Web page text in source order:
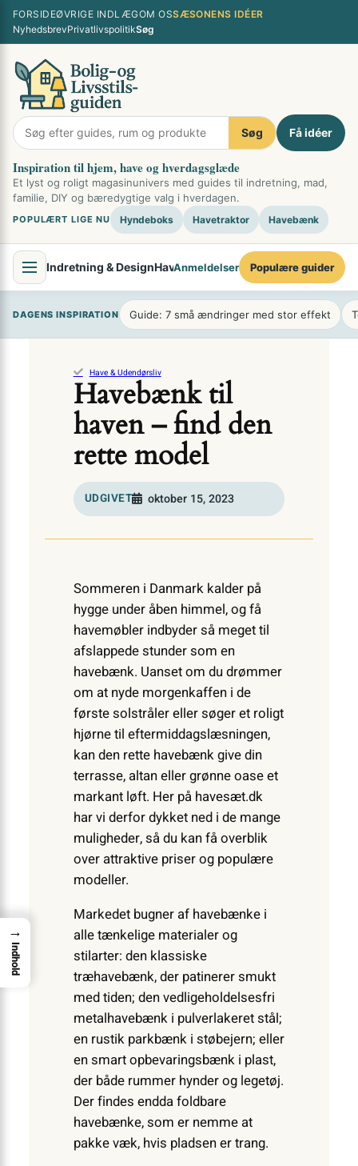
Spring
indhold
FORSIDEØVRIGE INDLÆGOM OSSÆSONENS IDÉER
NyhedsbrevPrivatlivspolitikSøg
Søg Få idéer
Inspiration til hjem, have og hverdagsglæde
Et lyst og roligt magasinunivers med guides til indretning, mad,
familie, DIY og bæredygtige valg i hverdagen.
POPULÆRT LIGE NU Hyndeboks Havetraktor Havebænk
Indretning & DesignHave & UdendørslivMad & Køkken
Anmeldelser Populære guider
DAGENS INSPIRATION Guide: 7 små ændringer med stor effekt
Have & Udendørsliv
Havebænk til
haven – find den
rette model
UDGIVET oktober 15, 2023
Sommeren i Danmark kalder på
hygge under åben himmel, og få
havemøbler indbyder så meget til
afslappede stunder som en
havebænk. Uanset om du drømmer
om at nyde morgenkaffen i de
første solstråler eller søger et roligt
hjørne til eftermiddagslæsningen,
kan den rette havebænk give din
terrasse, altan eller grønne oase et
markant løft. Her på havesæt.dk
har vi derfor dykket ned i de mange
muligheder, så du kan få overblik
over attraktive priser og populære
modeller.
Markedet bugner af havebænke i
alle tænkelige materialer og
stilarter: den klassiske
træhavebænk, der patinerer smukt
med tiden; den vedligeholdelsesfri
metalhavebænk i pulverlakeret stål;
en rustik parkbænk i støbejern; eller
en smart opbevaringsbænk i plast,
der både rummer hynder og legetøj.
Der findes endda foldbare
havebænke, som er nemme at
pakke væk, hvis pladsen er trang.
→
Indhold